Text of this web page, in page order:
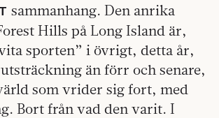
sammanhang. Den anrika
Hills på Long Island är,
sporten” i övrigt, detta år,
än förr och senare,
som vrider sig fort, med
Bort från vad den varit. I